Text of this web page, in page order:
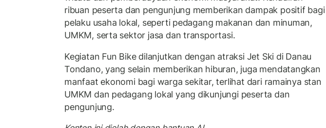
ribuan peserta dan pengunjung memberikan dampak positif bagi
pelaku usaha lokal, seperti pedagang makanan dan minuman,
UMKM, serta sektor jasa dan transportasi.
Kegiatan Fun Bike dilanjutkan dengan atraksi Jet Ski di Danau
Tondano, yang selain memberikan hiburan, juga mendatangkan
manfaat ekonomi bagi warga sekitar, terlihat dari ramainya stan
UMKM dan pedagang lokal yang dikunjungi peserta dan
pengunjung.